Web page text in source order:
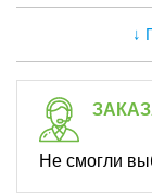
↓
Не смогли